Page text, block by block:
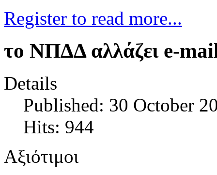
Register to read more...
το ΝΠΔΔ αλλάζει e-mail
Details
Published: 30 October
Hits: 944
Αξιότιμοι